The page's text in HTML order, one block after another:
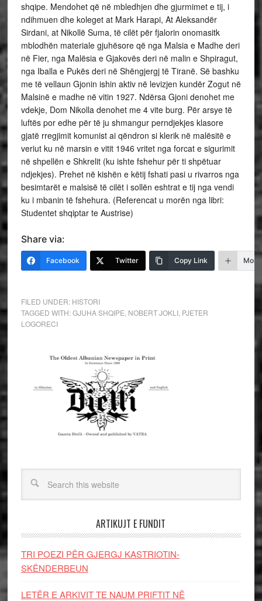
shqipe. Mendohet që në mbledhjen dhe gjurmimet e tij, i
ndihmuen dhe koleget at Mark Harapi, At Aleksandër
Sirdani, at Nikollë Suma, të cilët për fjalorin onomasitk
mblodhën materiale gjuhësore që nga Malsia e Madhe deri
në Fier, nga Malësia e Gjakovës deri në malin e Shpiragut,
nga Iballa e Pukës deri në Shëngjergj të Tiranë. Së bashku
me të vellaun Gjonin ishin aktiv në levizjen kundër Zogut në
Malsinë e madhe në vitin 1927. Ndërsa Gjoni denohet me
vdekje, Dom Nikolla denohet me 4 vite burg. Për arsye të
luftës por edhe për të ju shmangur perndjekjes klasore
gjatë rregjimit komunist ai qëndron si klerik në malësitë e
veriut ku në marsin e vitit 1946 vritet nga forcat e sigurimit
në shpellën e Shkrelit (ku ishte fshehur për ti shpëtuar
ndjekjes). Prehet në kishën e këtij fshati pasi u rivarros nga
besimtarët e malsisë të cilët i sollën eshtrat e tij nga vendi
ku i mbanin të fshehura. (Referencat u morën nga libri:
Studentet shqiptar te Austrise)
Share via:
Facebook Twitter Copy Link More
FILED UNDER: HISTORI
TAGGED WITH:GJUHA SHQIPE NOBERT JOKLI, PJETER
LOGORECI
ARTIKUJT E FUNDIT
TRI POEZI PËR GJERGJ KASTRIOTIN-
SKËNDERBEUN
LETËR E ARKIVIT TE NAUM PRIFTIT NË